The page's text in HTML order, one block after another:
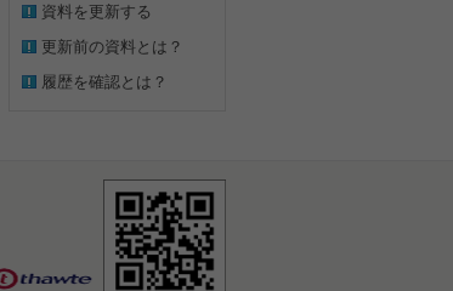
資料を更新する
更新前の資料とは？
履歴を確認とは？